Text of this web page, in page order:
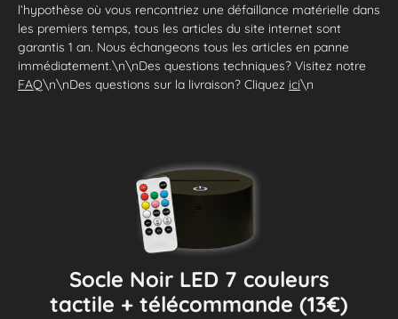
l’hypothèse où vous rencontriez une défaillance matérielle dans
les premiers temps, tous les articles du site internet sont
garantis 1 an. Nous échangeons tous les articles en panne
immédiatement.\n\nDes questions techniques? Visitez notre
FAQ\n\nDes questions sur la livraison? Cliquez ici\n
Socle Noir LED 7 couleurs
tactile + télécommande (13€)